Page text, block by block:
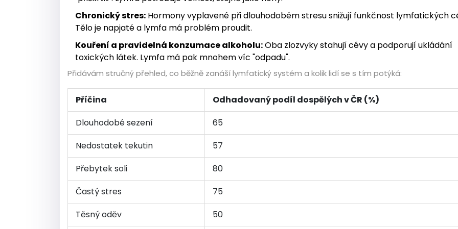
Chronický stres: Hormony vyplavené při dlouhodobém stresu snižují funkčnost lymfatických
Tělo je napjaté a lymfa má problém proudit.
Kouření a pravidelná konzumace alkoholu:Oba zlozvyky stahují cévy a podporují ukládání
toxických látek. Lymfa má pak mnohem víc "odpadu".
Přidávám stručný přehled, co běžně zanáší lymfatický systém a kolik lidí se s tím potýká:
Příčina
Odhadovaný podíl dospělých v ČR (%)
Dlouhodobé sezení
65
Nedostatek tekutin
57
Přebytek soli
80
Častý stres
75
Těsný oděv
50